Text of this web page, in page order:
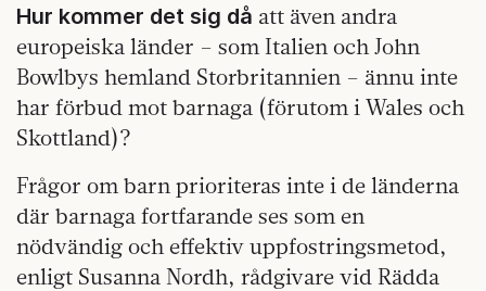
Hur kommer det sig då att även andra
europeiska länder – som Italien och John
Bowlbys hemland Storbritannien – ännu inte
har förbud mot barnaga (förutom i Wales och
Skottland)?
Frågor om barn prioriteras inte i de länderna
där barnaga fortfarande ses som en
nödvändig och effektiv uppfostringsmetod,
enligt Susanna Nordh, rådgivare vid Rädda